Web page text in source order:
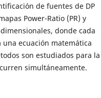
de fuentes de DP
Power-Ratio (PR) y
donde cada
ecuación matemática
son estudiados para la
simultáneamente.